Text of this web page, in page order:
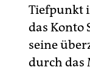
Tiefpunkt
das Konto
seine
durch das